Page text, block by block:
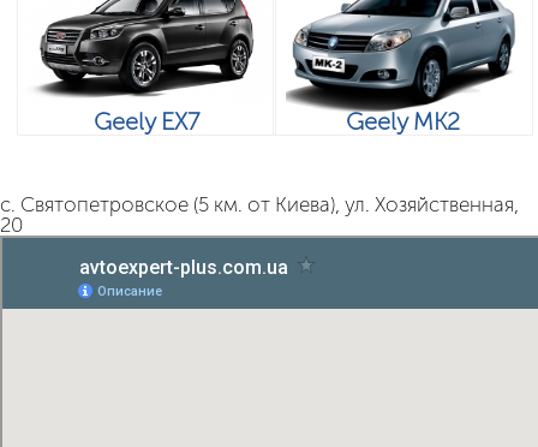
Geely EX7 Geely MK2
с. Святопетровское (5 км. от Киева), ул. Хозяйственная,
20